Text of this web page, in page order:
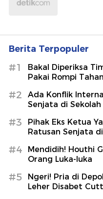
Berita Terpopuler
#1
Bakal Diperiksa
Pakai Rompi
#2
Ada Konflik
Senjata di Sekolah
#3
Pihak Eks Ketua
Ratusan Senjata
#4
Mendidih! Houthi
Orang Luka-luka
#5
Ngeri! Pria di
Leher Disabet